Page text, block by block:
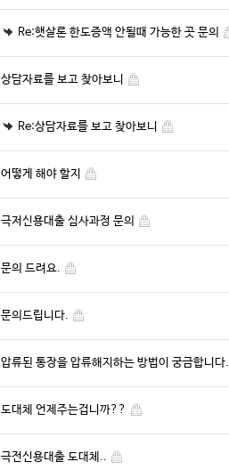
Re:햇살론 한도증액 안될때 가능한 곳 문의
상담자료를 보고 찾아보니
Re:상담자료를 보고 찾아보니
어떻게 해야 할지
극저신용대출 심사과정 문의
문의 드려요.
문의드립니다.
압류된 통장을 압류해지하는 방법이 궁금합니다.
도대체 언제주는겁니까??
극전신용대출 도대체..